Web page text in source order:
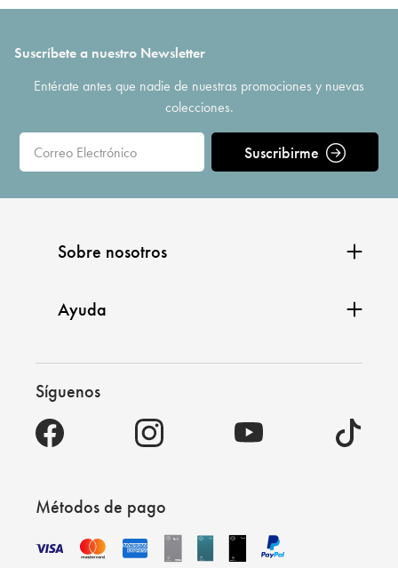
Suscríbete a nuestro Newsletter
Entérate antes que nadie de nuestras promociones y nuevas
colecciones.
Suscribirme
Sobre nosotros
Ayuda
Síguenos
Métodos de pago